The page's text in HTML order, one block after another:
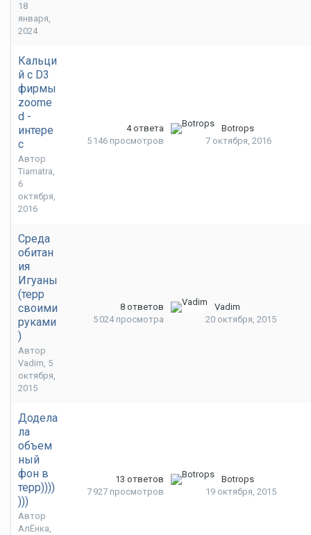
18
января,
2024
Кальци
й с D3
фирмы
zoome
d -
интере
с
Автор
Tiamatra,
6
октября,
2016
4 ответа
5 146 просмотров
Botrops
7 октября, 2016
Среда
обитан
ия
Игуаны
(терр
своими
руками
)
Автор
Vadim, 5
октября,
2015
8 ответов
5 024 просмотра
Vadim
20 октября, 2015
Додела
ла
объем
ный
фон в
терр))))
)))
Автор
АлЁнка,
13 ответов
7 927 просмотров
Botrops
19 октября, 2015